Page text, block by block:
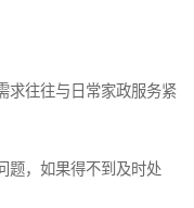
求往往与日常家政服务紧
题，如果得不到及时处